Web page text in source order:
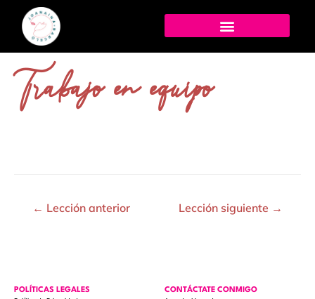
Trabajo en equipo
← Lección anterior Lección siguiente →
POLÍTICAS LEGALES CONTÁCTATE CONMIGO